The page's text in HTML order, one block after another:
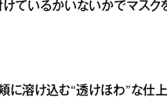
けているかいないかでマスク
頬に溶け込む“透けほわ”な仕